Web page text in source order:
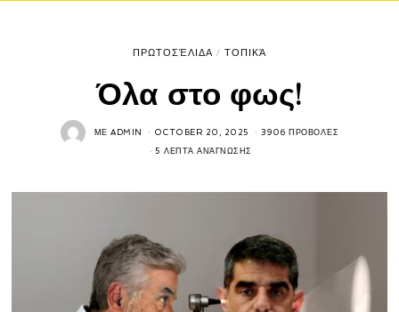
ΠΡΩΤΟΣΈΛΙΔΑ / ΤΟΠΙΚΆ
Όλα στο φως!
ΜΕADMIN OCTOBER 20, 2025 3906 ΠΡΟΒΟΛΈΣ
5 ΛΕΠΤΆ ΑΝΆΓΝΩΣΗΣ